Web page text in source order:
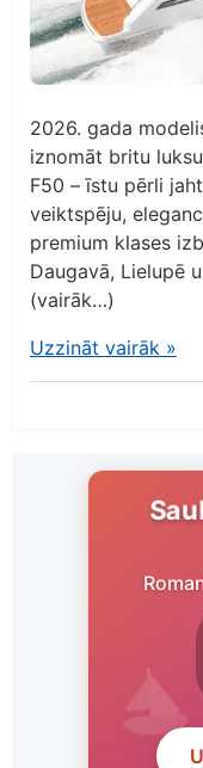
2026. gada
iznomāt britu
F50 – īstu pērli
veiktspēju,
premium klases
Daugavā, Lielupē
(vairāk…)
Uzzināt vairāk »